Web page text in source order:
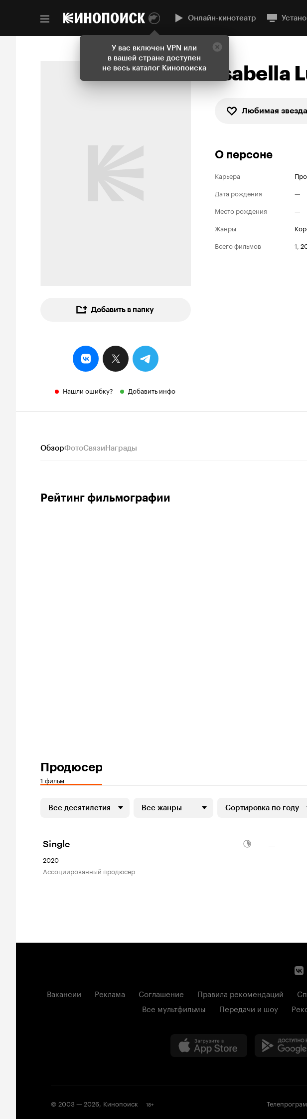
У вас включен VPN или
в вашей стране доступен
не весь каталог Кинопоиска
Онлайн-кинотеатр
Добавить в папку
Нашли ошибку? Добавить инфо
Isabella
Любимая звезда
О персоне
Карьера
Дата рождения
—
Место рождения
—
Жанры
Всего фильмов
1,
ОбзорФотоСвязиНаграды
Рейтинг фильмографии
Продюсер
1 фильм
Все десятилетия Все жанры Сортировка по году
Single
2020
ассоциированный продюсер
—
Вакансии Реклама Соглашение Правила рекомендаций
Все мультфильмы
Передачи и шоу
© 2003 —2026, Кинопоиск 18+